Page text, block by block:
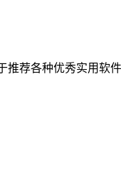
荐各种优秀实用软